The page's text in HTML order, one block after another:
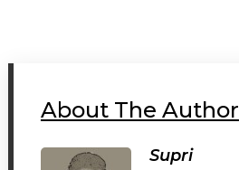
About The Author
Supri